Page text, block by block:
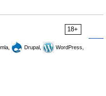
18+
Drupal,
WordPress,